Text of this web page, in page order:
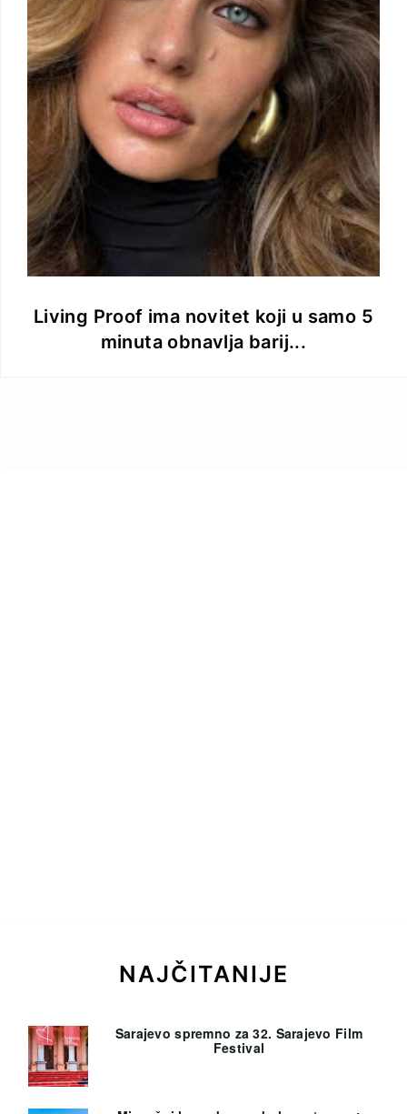
Living Proof ima novitet koji u samo 5
minuta obnavlja barij...
NAJČITANIJE
Sarajevo spremno za 32. Sarajevo Film
Festival